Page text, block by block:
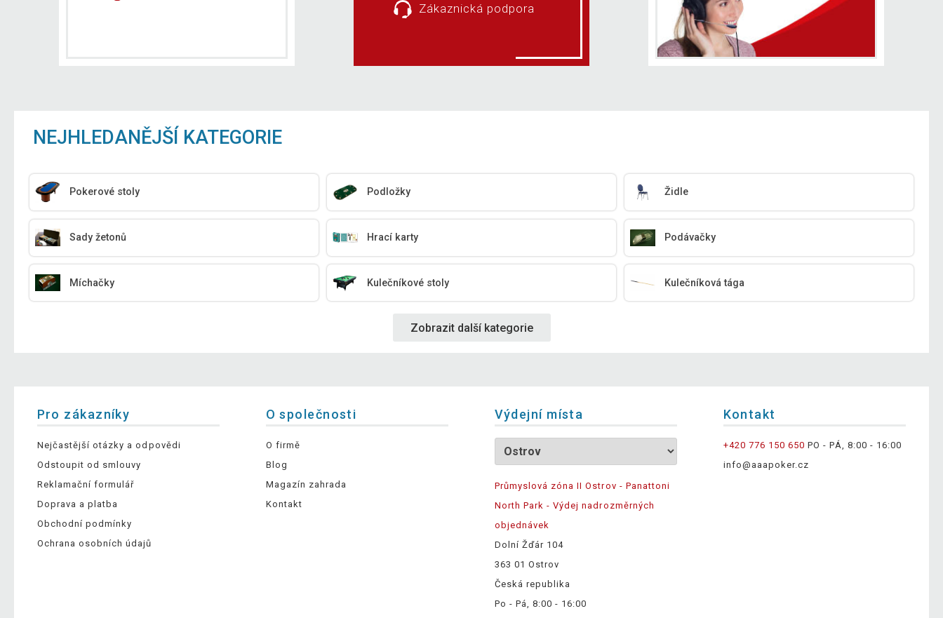
Zákaznická podpora
NEJHLEDANĚJŠÍ KATEGORIE
Pokerové stoly Podložky Židle
Sady žetonů Hrací karty Podávačky
Míchačky Kulečníkové stoly Kulečníková tága
Zobrazit další kategorie
Pro zákazníky
Nejčastější otázky a odpovědi
Odstoupit od smlouvy
Reklamační formulář
Doprava a platba
Obchodní podmínky
Ochrana osobních údajů
O společnosti
O firmě
Blog
Magazín zahrada
Kontakt
Výdejní místa
Průmyslová zóna II Ostrov - Panattoni
North Park - Výdej nadrozměrných
objednávek
Dolní Žďár 104
363 01 Ostrov
Česká republika
Po - Pá, 8:00 - 16:00
Kontakt
+420 776 150 650 PO - PÁ, 8:00 - 16:00
info@aaapoker.cz